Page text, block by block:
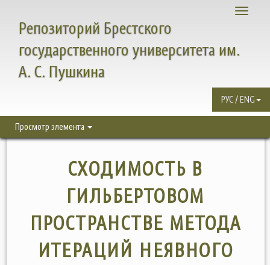
Toggle
Репозиторий Брестского
государственного университета им.
А. С. Пушкина
РУС / ENG
Просмотр элемента
СХОДИМОСТЬ В
ГИЛЬБЕРТОВОМ
ПРОСТРАНСТВЕ МЕТОДА
ИТЕРАЦИЙ НЕЯВНОГО